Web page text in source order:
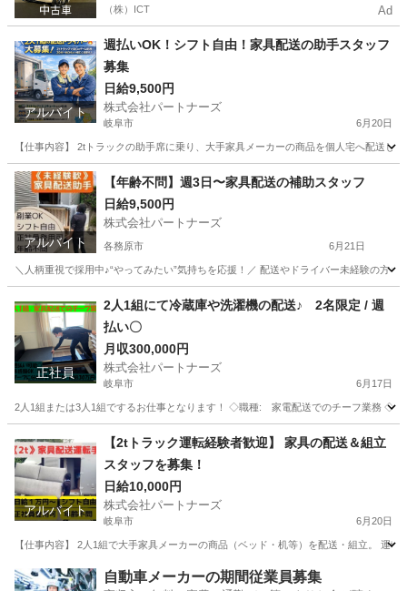
（株）ICT Ad
アルバイト
週払いOK！シフト自由！家具配送の助手スタッフ
募集
日給9,500円
株式会社パートナーズ
岐阜市 6月20日
【仕事内容】 2tトラックの助手席に乗り、大手家具メーカーの商品を個人宅へ配送
岐阜 岐阜市 配送 スタッフ
アルバイト
【年齢不問】週3日〜家具配送の補助スタッフ
日給9,500円
株式会社パートナーズ
各務原市 6月21日
＼人柄重視で採用中♪“やってみたい”気持ちを応援！／ 配送やドライバー未経験の方
配送 スタッフ
正社員
2人1組にて冷蔵庫や洗濯機の配送♪ 2名限定 / 週
払い〇
月収300,000円
株式会社パートナーズ
岐阜市 6月17日
2人1組または3人1組でするお仕事となります！ ◇職種: 家電配送でのチーフ業務 ◇
ドライバー 岐阜 岐阜市 ドライバー
業務
アルバイト
【2tトラック運転経験者歓迎】 家具の配送＆組立
スタッフを募集！
日給10,000円
株式会社パートナーズ
岐阜市 6月20日
【仕事内容】 2人1組で大手家具メーカーの商品（ベッド・机等）を配送・組立。 運
岐阜 岐阜市 配送 岐阜 各務原市 配送 スタッフ
自動車メーカーの期間従業員募集